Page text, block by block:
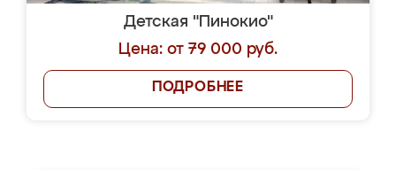
Детская "Пинокио"
Цена: от 79 000 руб.
ПОДРОБНЕЕ